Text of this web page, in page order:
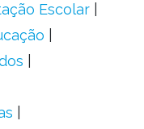
Escolar